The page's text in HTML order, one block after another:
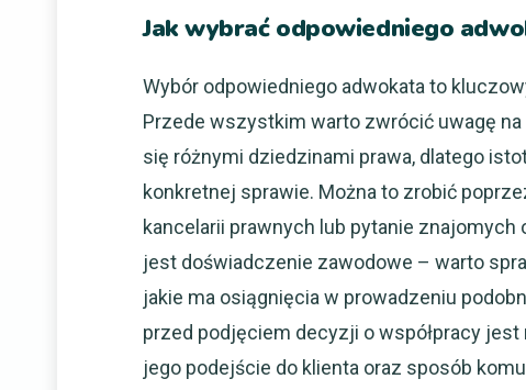
Jak wybrać odpowiedniego
Wybór odpowiedniego adwokata to
Przede wszystkim warto zwrócić uwagę
się różnymi dziedzinami prawa, dlatego
konkretnej sprawie. Można to zrobić
kancelarii prawnych lub pytanie
jest doświadczenie zawodowe – warto
jakie ma osiągnięcia w prowadzeniu
przed podjęciem decyzji o współpracy
jego podejście do klienta oraz sposób